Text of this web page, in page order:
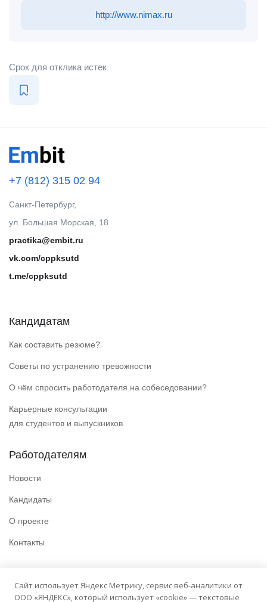
http://www.nimax.ru
Срок для отклика истек
+7 (812) 315 02 94
Санкт-Петербург,
ул. Большая Морская, 18
practika@embit.ru
vk.com/cppksutd
t.me/cppksutd
Кандидатам
Как составить резюме?
Советы по устранению тревожности
О чём спросить работодателя на собеседовании?
Карьерные консультации
для студентов и выпускников
Работодателям
Новости
Кандидаты
О проекте
Контакты
Политика конфиденциальности
Сайт использует Яндекс Метрику, сервис веб-аналитики от
ООО «ЯНДЕКС», который использует «cookie» — текстовые